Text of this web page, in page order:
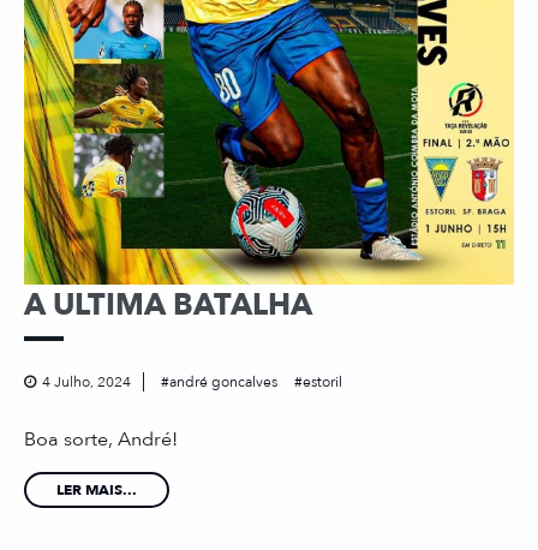
A ULTIMA BATALHA
4 Julho, 2024 andré goncalves estoril
Boa sorte, André!
LER MAIS...